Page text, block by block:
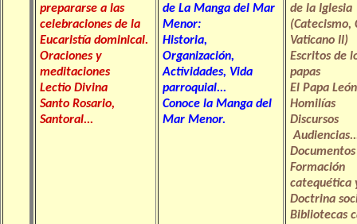
prepararse a las
celebraciones de la
Eucaristía dominical.
Oraciones y
meditaciones
Lectio Divina
Santo Rosario,
Santoral...
de La Manga del Mar
Menor:
Historia,
Organización,
Actividades, Vida
parroquial...
Conoce la Manga del
Mar Menor.
de la Iglesia
(Catecismo,
Vaticano II)
Escritos de
papas
El Papa
Homilías
Discursos
Documentos
Formación
catequética
Doctrina
Bibliotecas